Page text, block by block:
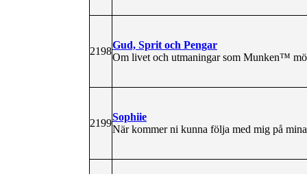
2198
Gud, Sprit och Pengar
Om livet och utmaningar som Munken™
2199
Sophiie
När kommer ni kunna följa med mig på